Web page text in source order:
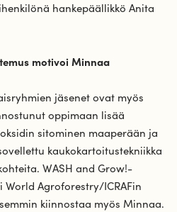
hankepäällikkö Anita
motivoi Minnaa
jäsenet ovat myös
oppimaan lisää
sitominen maaperään ja
kaukokartoitustekniikka
WASH and Grow!-
Agroforestry/ICRAFin
kiinnostaa myös Minnaa.